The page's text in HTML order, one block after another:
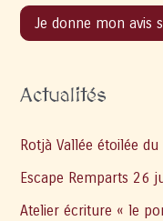
Je donne mon avis
Actualités
Rotjà Vallée étoilée
Escape Remparts 26
Atelier écriture « le